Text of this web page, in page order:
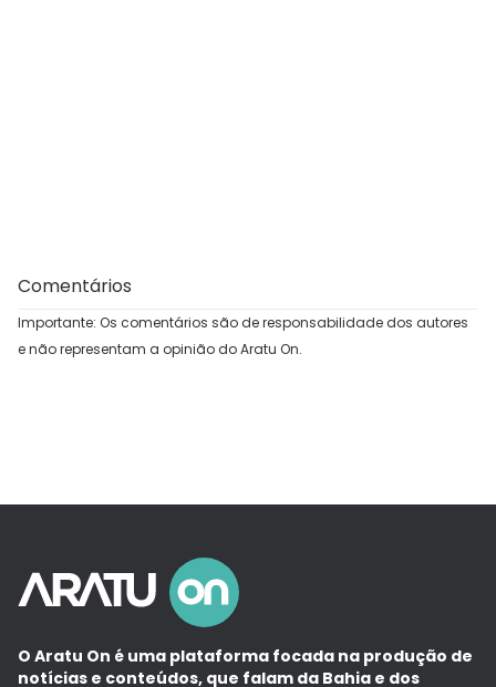
Comentários
Importante: Os comentários são de responsabilidade dos autores
e não representam a opinião do Aratu On.
O Aratu On é uma plataforma focada na produção de
notícias e conteúdos, que falam da Bahia e dos